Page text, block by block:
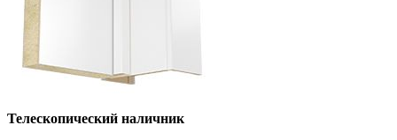
Телескопический наличник